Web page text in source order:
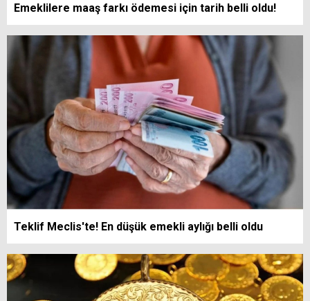
Emeklilere maaş farkı ödemesi için tarih belli oldu!
Teklif Meclis'te! En düşük emekli aylığı belli oldu